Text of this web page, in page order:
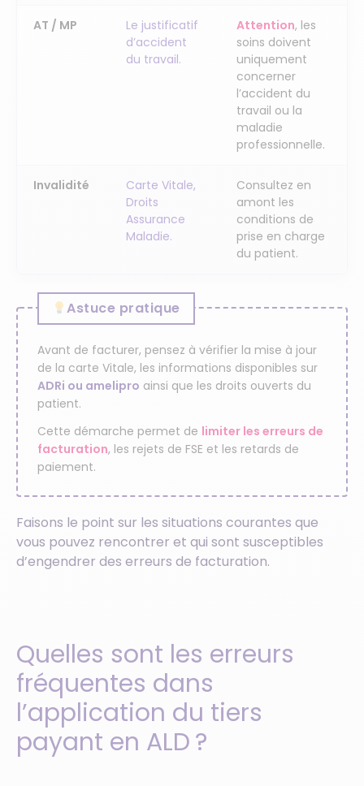
AT / MP
Le justificatif
d’accident
du travail.
Attention, les
soins doivent
uniquement
concerner
l’accident du
travail ou la
maladie
professionnelle.
Invalidité
Carte Vitale,
Droits
Assurance
Maladie.
Consultez en
amont les
conditions de
prise en charge
du patient.
Astuce pratique
Avant de facturer, pensez à vérifier la mise à jour
de la carte Vitale, les informations disponibles sur
ADRi ou amelipro ainsi que les droits ouverts du
patient.
Cette démarche permet de limiter les erreurs de
facturation, les rejets de FSE et les retards de
paiement.
Faisons le point sur les situations courantes que
vous pouvez rencontrer et qui sont susceptibles
d’engendrer des erreurs de facturation.
Quelles sont les erreurs
fréquentes dans
l’application du tiers
payant en ALD ?